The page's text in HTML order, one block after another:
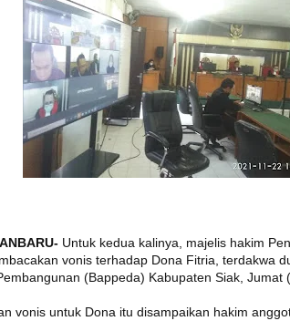
Untuk kedua kalinya, majelis hakim
vonis terhadap Dona Fitria, terdakwa
(Bappeda) Kabupaten Siak, Jumat
vonis untuk Dona itu disampaikan hakim